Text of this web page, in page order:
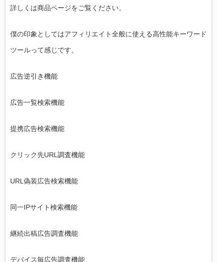
詳しくは商品ページをご覧ください。
僕の印象としてはアフィリエイト全般に使える高性能キーワード
ツールって感じです。
広告逆引き機能
広告一覧検索機能
提携広告検索機能
クリック先URL調査機能
URL偽装広告検索機能
同一IPサイト検索機能
継続出稿広告調査機能
デバイス毎広告調査機能